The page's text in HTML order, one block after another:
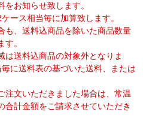
お知らせ致します。
ース相当毎に加算致します。
も、送料込商品を除いた商品数量
。
は送料込商品の対象外となりま
に送料表の基づいた送料、または
注文いただきました場合は、常温
合計金額をご請求させていただき